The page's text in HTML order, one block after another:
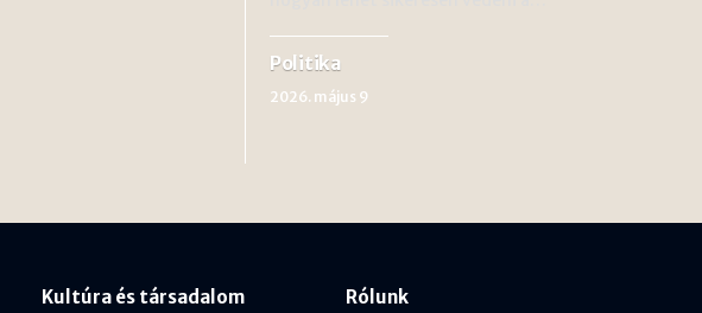
Politika
2026. május 9
Kultúra és társadalom
Rólunk